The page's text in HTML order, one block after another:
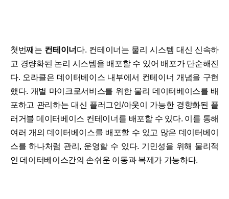
첫번째는 컨테이너 다. 컨테이너는 물리 시스템 대신 신속하
고 경량화된 논리 시스템을 배포할 수 있어 배포가 단순해진
다. 오라클은 데이터베이스 내부에서 컨테이너 개념을 구현
했다. 개별 마이크로서비스를 위한 물리 데이터베이스를 배
포하고 관리하는 대신 플러그인/아웃이 가능한 경향화된 플
러거블 데이터베이스 컨테이너를 배포할 수 있다. 이를 통해
여러 개의 데이터베이스를 배포할 수 있고 많은 데이터베이
스를 하나처럼 관리, 운영할 수 있다. 기민성을 위해 물리적
인 데이터베이스간의 손쉬운 이동과 복제가 가능하다.